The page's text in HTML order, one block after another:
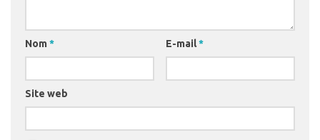
Nom * E-mail*
Site web